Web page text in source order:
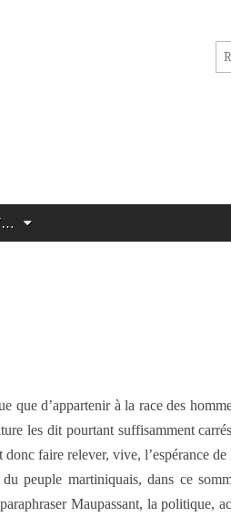
que d’appartenir à la race des
les dit pourtant suffisamment
faire relever, vive, l’espérance
peuple martiniquais, dans ce
Maupassant, la politique,